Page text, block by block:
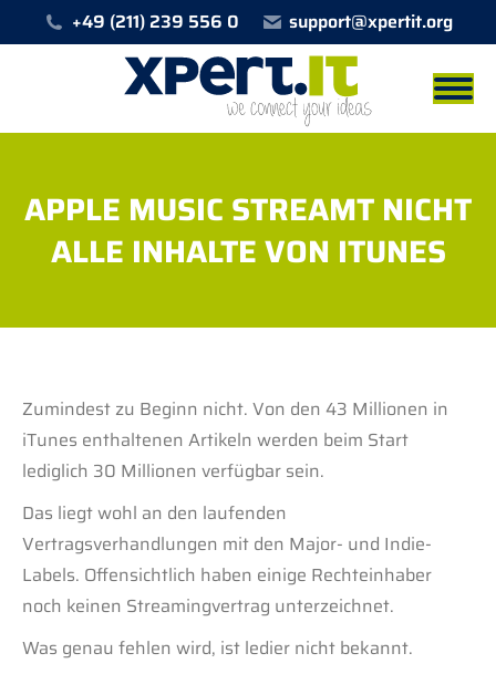
+49 (211) 239 556 0 support@xpertit.org
APPLE MUSIC STREAMT NICHT
ALLE INHALTE VON ITUNES
Zumindest zu Beginn nicht. Von den 43 Millionen in
iTunes enthaltenen Artikeln werden beim Start
lediglich 30 Millionen verfügbar sein.
Das liegt wohl an den laufenden
Vertragsverhandlungen mit den Major- und Indie-
Labels. Offensichtlich haben einige Rechteinhaber
noch keinen Streamingvertrag unterzeichnet.
Was genau fehlen wird, ist ledier nicht bekannt.